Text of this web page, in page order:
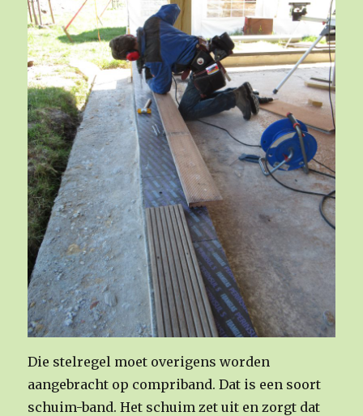
Die stelregel moet overigens worden
aangebracht op compriband. Dat is een soort
schuim-band. Het schuim zet uit en zorgt dat